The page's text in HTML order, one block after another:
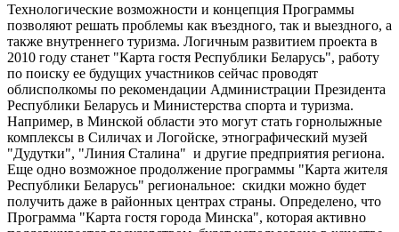
Технологические возможности и концепция Программы
позволяют решать проблемы как въездного, так и выездного, а
также внутреннего туризма. Логичным развитием проекта в
2010 году станет "Карта гостя Республики Беларусь", работу
по поиску ее будущих участников сейчас проводят
облисполкомы по рекомендации Администрации Президента
Республики Беларусь и Министерства спорта и туризма.
Например, в Минской области это могут стать горнолыжные
комплексы в Силичах и Логойске, этнографический музей
"Дудутки", "Линия Сталина" и другие предприятия региона.
Еще одно возможное продолжение программы "Карта жителя
Республики Беларусь" региональное: скидки можно будет
получить даже в районных центрах страны. Определено, что
Программа "Карта гостя города Минска", которая активно